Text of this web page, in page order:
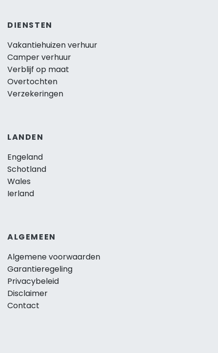
DIENSTEN
Vakantiehuizen verhuur
Camper verhuur
Verblijf op maat
Overtochten
Verzekeringen
LANDEN
Engeland
Schotland
Wales
Ierland
ALGEMEEN
Algemene voorwaarden
Garantieregeling
Privacybeleid
Disclaimer
Contact